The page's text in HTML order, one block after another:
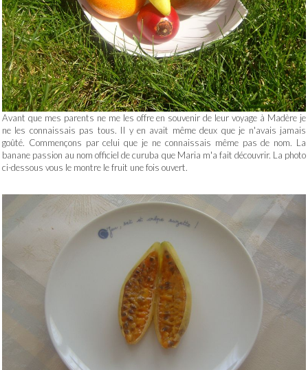
Avant que mes parents ne me les offre en souvenir de leur voyage à Madère je
ne les connaissais pas tous. Il y en avait même deux que je n'avais jamais
goûté. Commençons par celui que je ne connaissais même pas de nom. La
banane passion au nom officiel de curuba que Maria m'a fait découvrir. La photo
ci-dessous vous le montre le fruit une fois ouvert.